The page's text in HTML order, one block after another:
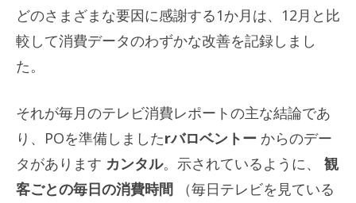
どのさまざまな要因に感謝する1か月は、12月と比
較して消費データのわずかな改善を記録しまし
た。
それが毎月のテレビ消費レポートの主な結論であ
り、POを準備しましたrバロベントー からのデー
タがあります カンタル。示されているように、 観
客ごとの毎日の消費時間 （毎日テレビを見ている